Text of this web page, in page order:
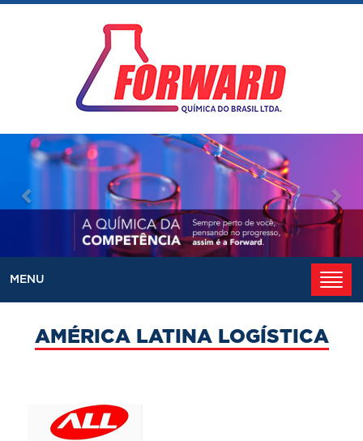
Anterior
MENU
AMÉRICA LATINA LOGÍSTICA